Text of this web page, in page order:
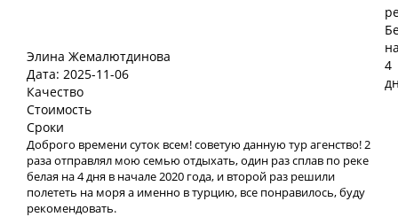
Элина Жемалютдинова
Дата: 2025-11-06
Качество
Стоимость
Сроки
Доброго времени суток всем! советую данную тур агенство! 2
раза отправлял мою семью отдыхать, один раз сплав по реке
белая на 4 дня в начале 2020 года, и второй раз решили
полететь на моря а именно в турцию, все понравилось, буду
рекомендовать.